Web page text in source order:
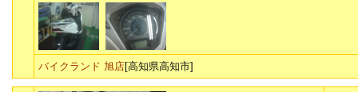
バイクランド 旭店[高知県高知市]